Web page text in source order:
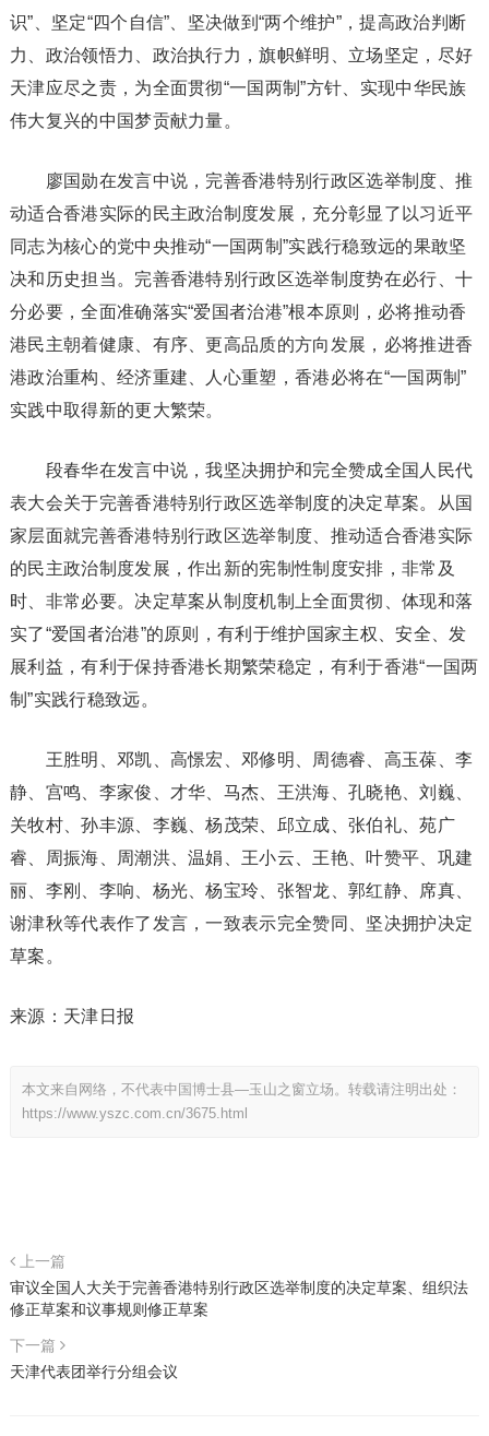
识”、坚定“四个自信”、坚决做到“两个维护”，提高政治判断
力、政治领悟力、政治执行力，旗帜鲜明、立场坚定，尽好
天津应尽之责，为全面贯彻“一国两制”方针、实现中华民族
伟大复兴的中国梦贡献力量。
廖国勋在发言中说，完善香港特别行政区选举制度、推
动适合香港实际的民主政治制度发展，充分彰显了以习近平
同志为核心的党中央推动“一国两制”实践行稳致远的果敢坚
决和历史担当。完善香港特别行政区选举制度势在必行、十
分必要，全面准确落实“爱国者治港”根本原则，必将推动香
港民主朝着健康、有序、更高品质的方向发展，必将推进香
港政治重构、经济重建、人心重塑，香港必将在“一国两制”
实践中取得新的更大繁荣。
段春华在发言中说，我坚决拥护和完全赞成全国人民代
表大会关于完善香港特别行政区选举制度的决定草案。从国
家层面就完善香港特别行政区选举制度、推动适合香港实际
的民主政治制度发展，作出新的宪制性制度安排，非常及
时、非常必要。决定草案从制度机制上全面贯彻、体现和落
实了“爱国者治港”的原则，有利于维护国家主权、安全、发
展利益，有利于保持香港长期繁荣稳定，有利于香港“一国两
制”实践行稳致远。
王胜明、邓凯、高憬宏、邓修明、周德睿、高玉葆、李
静、宫鸣、李家俊、才华、马杰、王洪海、孔晓艳、刘巍、
关牧村、孙丰源、李巍、杨茂荣、邱立成、张伯礼、苑广
睿、周振海、周潮洪、温娟、王小云、王艳、叶赞平、巩建
丽、李刚、李响、杨光、杨宝玲、张智龙、郭红静、席真、
谢津秋等代表作了发言，一致表示完全赞同、坚决拥护决定
草案。
来源：天津日报
本文来自网络，不代表中国博士县—玉山之窗立场。转载请注明出处：
https://www.yszc.com.cn/3675.html
上一篇
审议全国人大关于完善香港特别行政区选举制度的决定草案、组织法
修正草案和议事规则修正草案
下一篇
天津代表团举行分组会议